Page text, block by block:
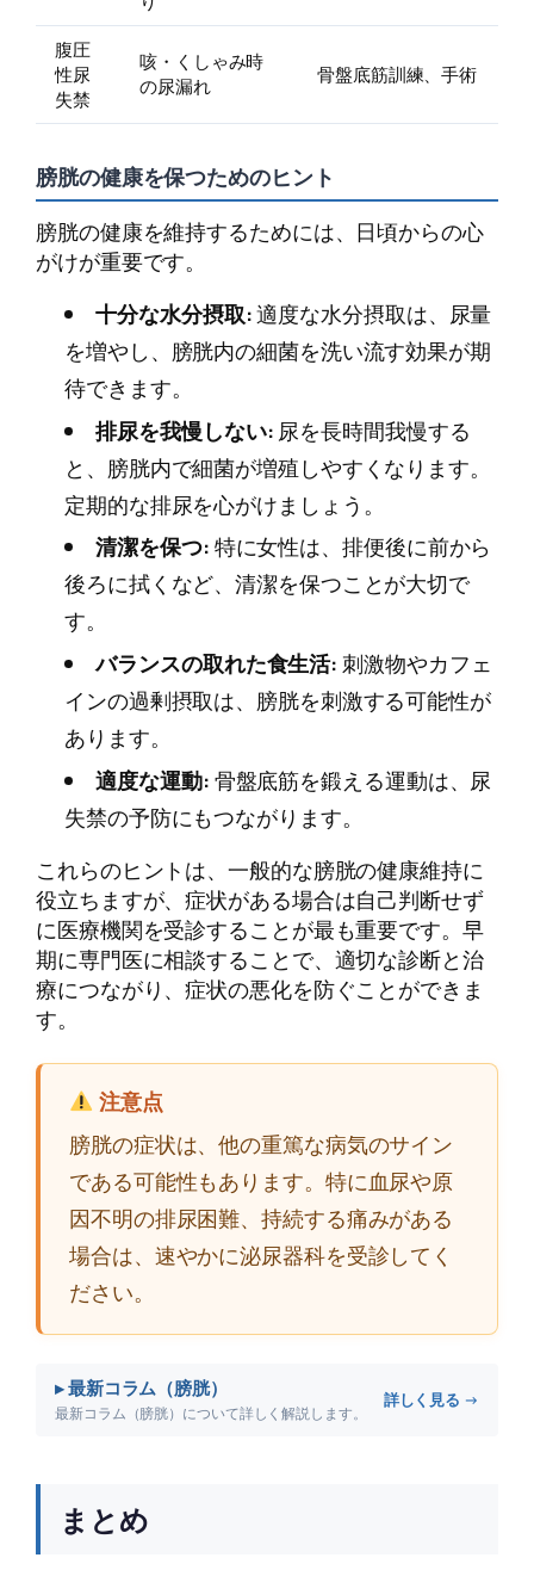
腹圧
性尿
失禁
咳・くしゃみ時
の尿漏れ
骨盤底筋訓練、手術
膀胱の健康を保つためのヒント
膀胱の健康を維持するためには、日頃からの心
がけが重要です。
十分な水分摂取:適度な水分摂取は、尿量
を増やし、膀胱内の細菌を洗い流す効果が期
待できます。
排尿を我慢しない: 尿を長時間我慢する
と、膀胱内で細菌が増殖しやすくなります。
定期的な排尿を心がけましょう。
清潔を保つ:特に女性は、排便後に前から
後ろに拭くなど、清潔を保つことが大切で
す。
バランスの取れた食生活: 刺激物やカフェ
インの過剰摂取は、膀胱を刺激する可能性が
あります。
適度な運動:骨盤底筋を鍛える運動は、尿
失禁の予防にもつながります。
これらのヒントは、一般的な膀胱の健康維持に
役立ちますが、症状がある場合は自己判断せず
に医療機関を受診することが最も重要です。早
期に専門医に相談することで、適切な診断と治
療につながり、症状の悪化を防ぐことができま
す。
注意点
膀胱の症状は、他の重篤な病気のサイン
である可能性もあります。特に血尿や原
因不明の排尿困難、持続する痛みがある
場合は、速やかに泌尿器科を受診してく
ださい。
▸ 最新コラム（膀胱）
最新コラム（膀胱）について詳しく解説します。
詳しく見る →
まとめ